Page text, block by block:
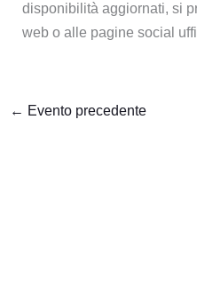
disponibilità aggiornati, si
web o alle pagine social
← Evento precedente